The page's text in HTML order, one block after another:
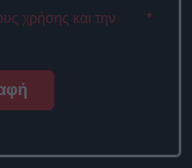
χρήσης και την
*